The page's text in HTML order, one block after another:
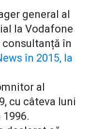
general al
la Vodafone
consultanță în
în 2015, la
al
cu câteva luni